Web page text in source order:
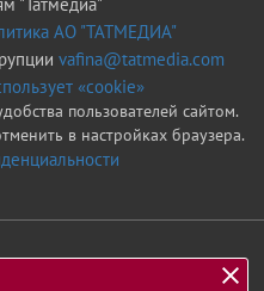
АО "ТАТМЕДИА"
vafina@tatmedia.com
«cookie»
пользователей сайтом.
в настройках браузера.
издание «Татарстан»